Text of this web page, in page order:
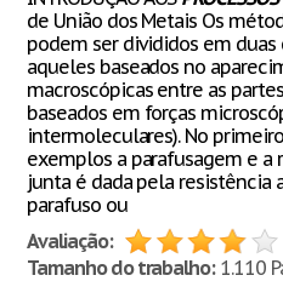
de União dos Metais Os
podem ser divididos em
aqueles baseados no
macroscópicas entre as
baseados em forças
intermoleculares). No
exemplos a parafusagem e a
junta é dada pela resistência
parafuso ou
Avaliação:
Tamanho do trabalho:1.110